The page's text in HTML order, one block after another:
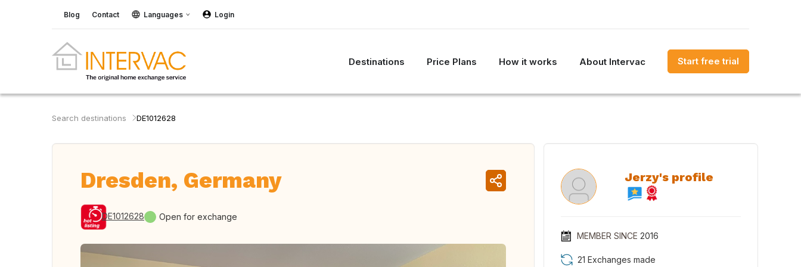
Blog Contact Languages Login
Destinations Price Plans How it works About Intervac Start free trial
Search destinations DE1012628
Dresden, Germany
DE1012628 Open for exchange
Jerzy's profile
MEMBER SINCE 2016
21 Exchanges made